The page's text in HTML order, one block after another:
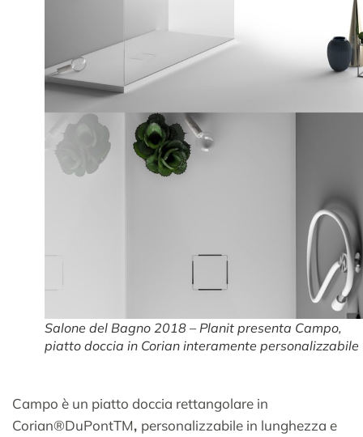
Salone del Bagno 2018 – Planit presenta Campo,
piatto doccia in Corian interamente personalizzabile
Campo è un piatto doccia rettangolare in
Corian®DuPontTM, personalizzabile in lunghezza e